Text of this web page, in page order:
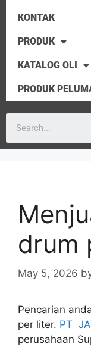
KONTAK
PRODUK
KATALOG OLI
PRODUK
drum
May 5, 2026
Pencarian
per liter. PT
perusahaan